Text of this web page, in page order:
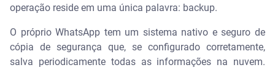
Como restaurar mensagens apagadas no Android
Como restaurar mensagens apagadas no iPhone
(via iCloud)
operação reside em uma única palavra: backup.
O próprio WhatsApp tem um sistema nativo e seguro de
cópia de segurança que, se configurado corretamente,
salva periodicamente todas as informações na nuvem.